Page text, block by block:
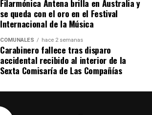
Filarmónica Antena brilla en Australia y
se queda con el oro en el Festival
Internacional de la Música
COMUNALES hace 2 semanas
Carabinero fallece tras disparo
accidental recibido al interior de la
Sexta Comisaría de Las Compañías